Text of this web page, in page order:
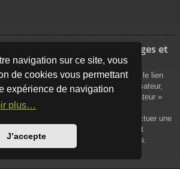
navigation sur ce site, vous
de cookies vous permettant
expérience de navigation
plus…
J’accepte
retrouver mes propres messages et
être affichés soit en cliquant sur le lien
» dans le panneau de contrôle de l’utilisateur,
« Rechercher les messages de l’utilisateur »
profil ou soit en cliquant sur le menu
la partie supérieure du forum. Pour effectuer une
sujets, utilisez la recherche avancée et
les options qui vous sont disponibles.